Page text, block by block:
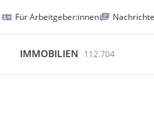
Für Arbeitgeber:innen
IMMOBILIEN 112.704